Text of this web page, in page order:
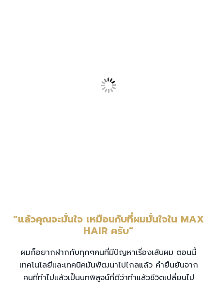
“แล้วคุณจะมั่นใจ เหมือนกับที่ผมมั่นใจใน MAX
HAIR ครับ”
ผมก็อยากฝากกับทุกๆคนที่มีปัญหาเรื่องเส้นผม ตอนนี้
เทคโนโลยีและเทคนิคมันพัฒนาไปไกลแล้ว คำยืนยันจาก
คนที่ทำไปแล้วเป็นบทพิสูจน์ที่ดีว่าทำแล้วชีวิตเปลี่ยนไป